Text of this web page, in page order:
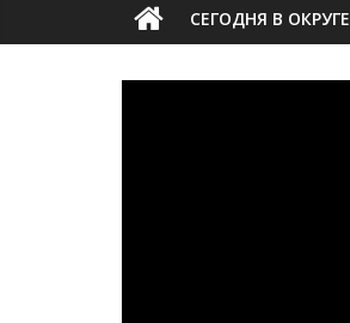
Оскол
СЕГОДНЯ В ОКРУГЕ